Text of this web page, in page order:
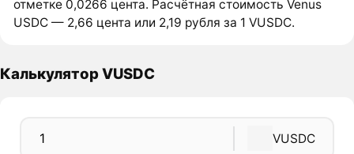
отметке 0,0266 цента. Расчётная стоимость Venus
USDC — 2,66 цента или 2,19 рубля за 1 VUSDC.
Калькулятор VUSDC
VUSDC